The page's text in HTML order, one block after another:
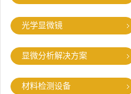
光学显微镜
显微分析解决方案
材料检测设备